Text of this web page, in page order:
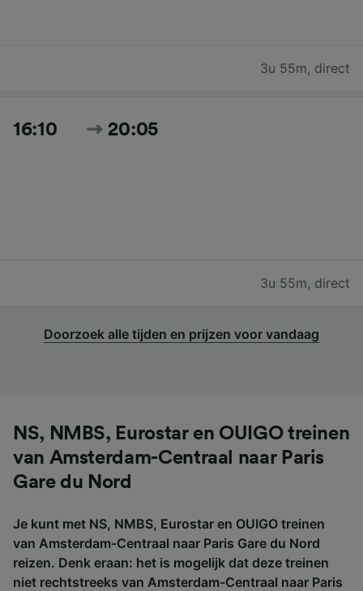
3u 55m, direct
16:10 20:05
3u 55m, direct
Doorzoek alle tijden en prijzen voor vandaag
NS, NMBS, Eurostar en OUIGO treinen
van Amsterdam-Centraal naar Paris
Gare du Nord
Je kunt met NS, NMBS, Eurostar en OUIGO treinen
van Amsterdam-Centraal naar Paris Gare du Nord
reizen. Denk eraan: het is mogelijk dat deze treinen
niet rechtstreeks van Amsterdam-Centraal naar Paris